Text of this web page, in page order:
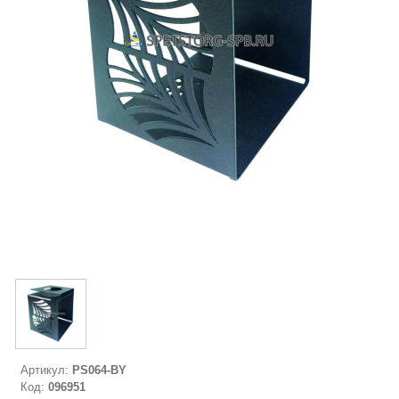
Артикул: PS064-BY
Код:096951